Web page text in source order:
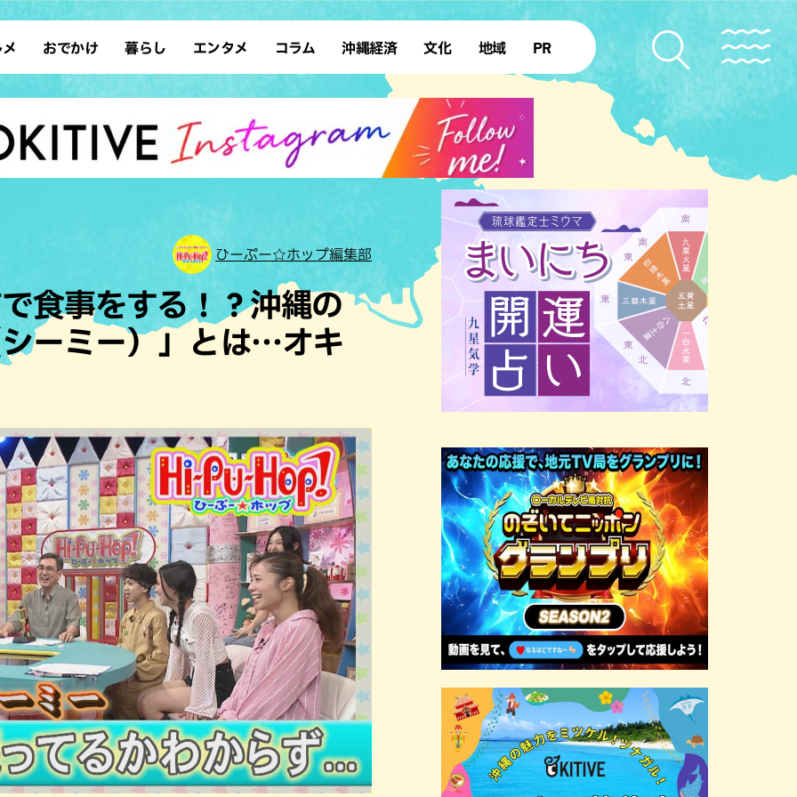
ン 沖縄そば
ウト カフェ
和食・日本料理
イタリアン
フレンチ
・焼肉 焼鳥・串料理
肉料理 居酒屋・バー
イキング
ガー タコス・タコライス
おでかけ
デート ドライブ
散歩 ソロ活
アート
ホテル
サウナ 公園
沖縄の海
暮らし
レシピ SDGs
ファッション ローカルニュース
沖縄移住 沖縄旧暦行事
エンタメ
スポーツ 占い
タレント・芸人 テレビ
コラム 沖縄経済 文化
復帰50年
地域
本島北部 本島中部
本島南部 先島諸島
北部離島
PR
ひーぷー☆ホップ編集部
食事をする！？沖縄の
ーミー）」とは…オキ